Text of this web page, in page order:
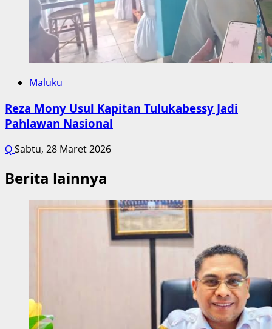
Maluku
Reza Mony Usul Kapitan Tulukabessy Jadi
Pahlawan Nasional
QSabtu, 28 Maret 2026
Berita lainnya